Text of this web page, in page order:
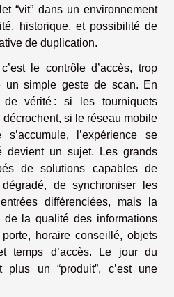
“vit” dans un environnement
historique, et possibilité de
de duplication.
le contrôle d’accès, trop
un simple geste de scan. En
de vérité : si les tourniquets
si le réseau mobile
l’expérience se
devient un sujet. Les grands
de solutions capables de
de synchroniser les
différenciées, mais la
de la qualité des informations
horaire conseillé, objets
temps d’accès. Le jour du
plus un “produit”, c’est une